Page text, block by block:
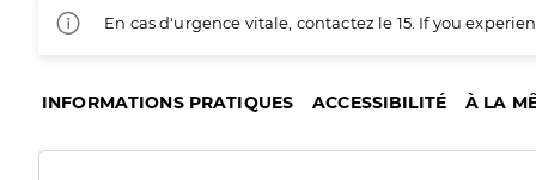
En cas d'urgence vitale, contactez le 15. If you
INFORMATIONS PRATIQUES ACCESSIBILITÉ À LA